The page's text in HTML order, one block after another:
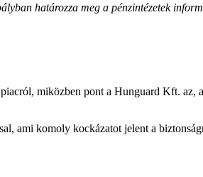
határozza meg a pénzintézetek
miközben pont a Hunguard Kft. az,
ami komoly kockázatot jelent a